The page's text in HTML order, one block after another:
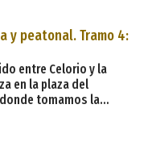
panorámica de l
y peatonal. Tramo 4:
entre Celorio y la
en la plaza del
tomamos la
Las Cámaras para